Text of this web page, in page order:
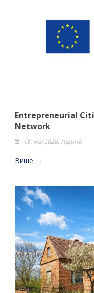
​Entrepreneurial
Network
15. мај 2026. године
Више →